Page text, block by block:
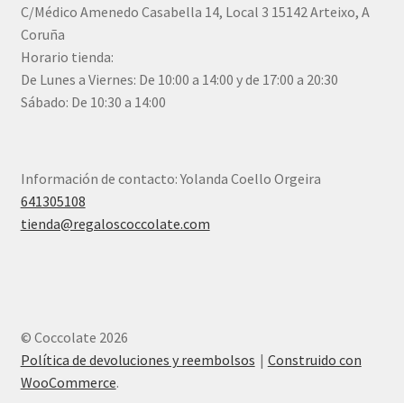
C/Médico Amenedo Casabella 14, Local 3 15142 Arteixo, A
Coruña
Horario tienda:
De Lunes a Viernes: De 10:00 a 14:00 y de 17:00 a 20:30
Sábado: De 10:30 a 14:00
Información de contacto: Yolanda Coello Orgeira
641305108
tienda@regaloscoccolate.com
© Coccolate 2026
Política de devoluciones y reembolsos
Construido con
WooCommerce.